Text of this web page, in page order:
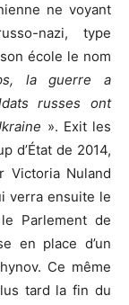
ne voyant
nazi, type
école le nom
la guerre a
russes ont
». Exit les
d’État de 2014,
Victoria Nuland
verra ensuite le
Parlement de
en place d’un
Ce même
tard la fin du